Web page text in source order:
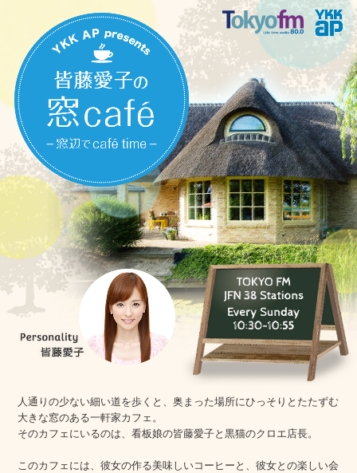
人通りの少ない細い道を歩くと、奥まった場所にひっそりとたたずむ
大きな窓のある一軒家カフェ。
そのカフェにいるのは、看板娘の皆藤愛子と黒猫のクロエ店長。
このカフェには、彼女の作る美味しいコーヒーと、彼女との楽しい会